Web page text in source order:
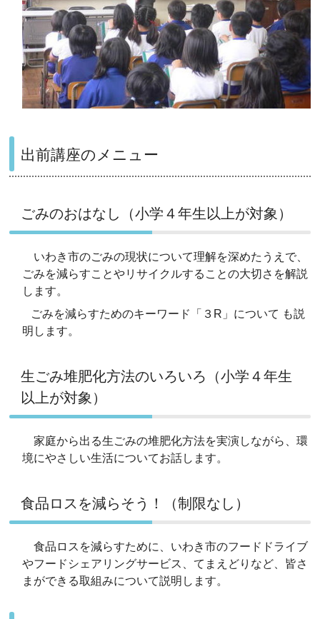
出前講座のメニュー
ごみのおはなし（小学４年生以上が対象）
いわき市のごみの現状について理解を深めたうえで、
ごみを減らすことやリサイクルすることの大切さを解説
します。
ごみを減らすためのキーワード「３ R 」について も説
明します。
生ごみ堆肥化方法のいろいろ（小学４年生
以上が対象）
家庭から出る生ごみの堆肥化方法を実演しながら、環
境にやさしい生活についてお話します。
食品ロスを減らそう！（制限なし）
食品ロスを減らすために、いわき市のフードドライブ
やフードシェアリングサービス、てまえどりなど、皆さ
まができる取組みについて説明します。